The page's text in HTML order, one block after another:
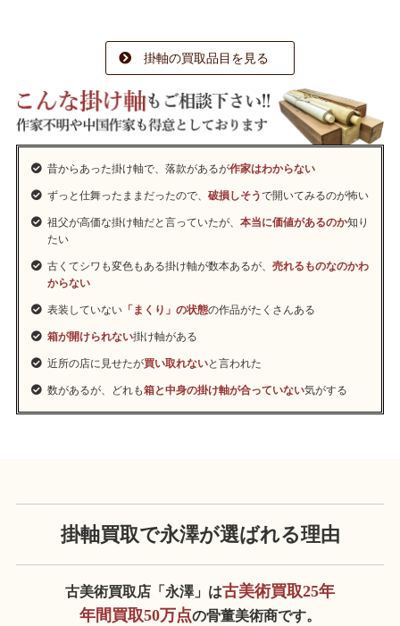
掛軸の買取品目を見る
昔からあった掛け軸で、落款があるが作家はわからない
ずっと仕舞ったままだったので、 破損しそうで開いてみるのが怖い
祖父が高価な掛け軸だと言っていたが、 本当に価値があるのか知り
たい
古くてシワも変色もある掛け軸が数本あるが、 売れるものなのかわ
からない
表装していない「まくり」の状態の作品がたくさんある
箱が開けられない掛け軸がある
近所の店に見せたが買い取れないと言われた
数があるが、どれも箱と中身の掛け軸が合っていない気がする
掛軸買取で永澤が選ばれる理由
古美術買取店「永澤」は古美術買取25年
年間買取50万点の骨董美術商です。